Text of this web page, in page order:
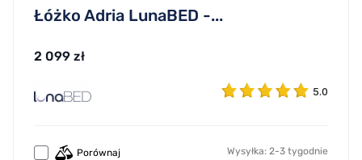
Łóżko Adria LunaBED -...
2 099 zł
5.0
Porównaj Wysyłka: 2-3 tygodnie